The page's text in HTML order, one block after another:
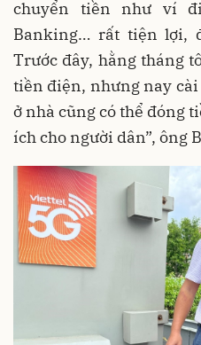
chuyển tiền như ví
Banking… rất tiện lợi,
Trước đây, hằng tháng
tiền điện, nhưng nay
ở nhà cũng có thể đóng
ích cho người dân”, ông